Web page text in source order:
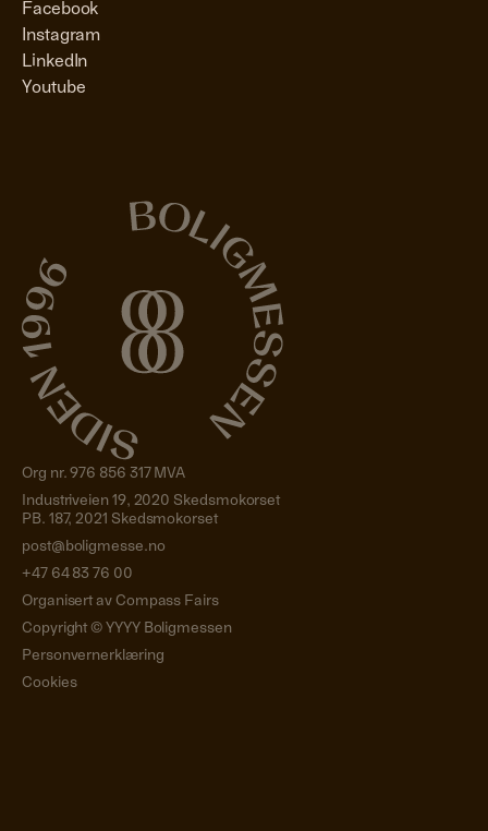
Facebook
Instagram
LinkedIn
Youtube
Org nr. 976 856 317 MVA
Industriveien 19, 2020 Skedsmokorset
PB. 187, 2021 Skedsmokorset
post@boligmesse.no
+47 64 83 76 00
Organisert av Compass Fairs
Copyright © YYYY Boligmessen
Personvernerklæring
Cookies